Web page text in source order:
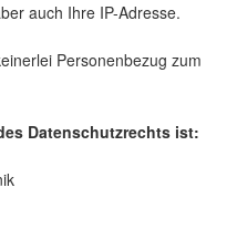
auch Ihre IP-Adresse.
Personenbezug zum
Datenschutzrechts ist: